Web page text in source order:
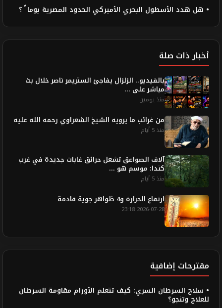
• هل هدد الأسطول البحري الأميركي الحدود المصرية يوما ً ؟
أخبار ذات صلة
بالفيديو.. الزلزال يفاجئ الستريمر ناصر خلال بث
مباشر على ...
منذ يومين
من غرائب ما يرويه الشيخ الشعراوي رحمه الله عليه
منذ 5 أيام
آلاف الصواعق تشعل حرائق غابات جديدة في غرب
كندا: موسم هو ...
منذ 5 أيام
ارتفاع الحرارة و4 ظواهر جوية قادمة
2026-07-28 23:18
مقترحات إضافية
• سلاح السرطان السري: كيف تتعلم الأورام مقاومة السرطان
للعلاج وتنجو؟